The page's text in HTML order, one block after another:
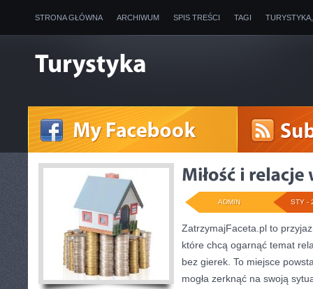
STRONA GŁÓWNA ARCHIWUM SPIS TREŚCI TAGI
STY -
ADMIN
ZatrzymajFaceta.pl to
które chcą ogarnąć temat
bez gierek. To miejsce
mogła zerknąć na swoją